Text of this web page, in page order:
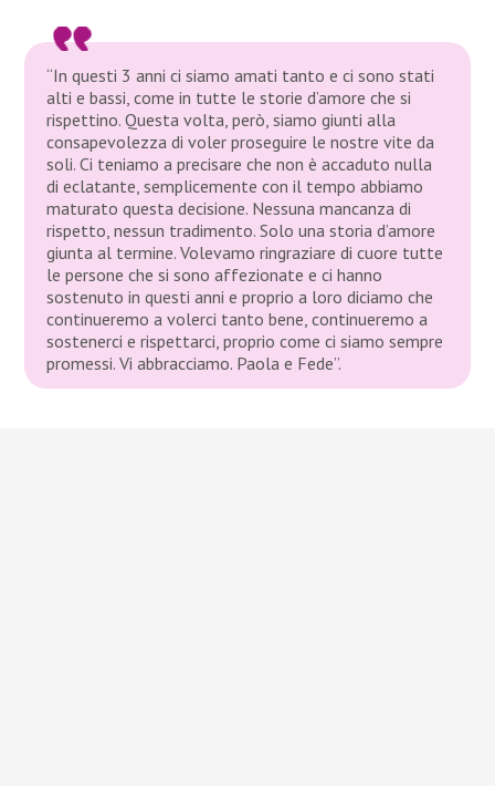
“In questi 3 anni ci siamo amati tanto e ci sono stati
alti e bassi, come in tutte le storie d’amore che si
rispettino. Questa volta, però, siamo giunti alla
consapevolezza di voler proseguire le nostre vite da
soli. Ci teniamo a precisare che non è accaduto nulla
di eclatante, semplicemente con il tempo abbiamo
maturato questa decisione. Nessuna mancanza di
rispetto, nessun tradimento. Solo una storia d’amore
giunta al termine. Volevamo ringraziare di cuore tutte
le persone che si sono affezionate e ci hanno
sostenuto in questi anni e proprio a loro diciamo che
continueremo a volerci tanto bene, continueremo a
sostenerci e rispettarci, proprio come ci siamo sempre
promessi. Vi abbracciamo. Paola e Fede”.